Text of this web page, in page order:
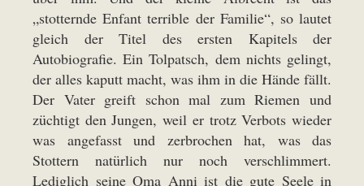
„stotternde Enfant terrible der Familie“, so lautet
gleich der Titel des ersten Kapitels der
Autobiografie. Ein Tolpatsch, dem nichts gelingt,
der alles kaputt macht, was ihm in die Hände fällt.
Der Vater greift schon mal zum Riemen und
züchtigt den Jungen, weil er trotz Verbots wieder
was angefasst und zerbrochen hat, was das
Stottern natürlich nur noch verschlimmert.
Lediglich seine Oma Anni ist die gute Seele in